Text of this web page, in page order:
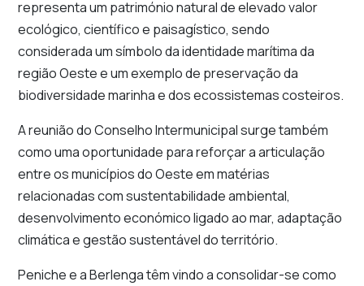
representa um património natural de elevado valor
ecológico, científico e paisagístico, sendo
considerada um símbolo da identidade marítima da
região Oeste e um exemplo de preservação da
biodiversidade marinha e dos ecossistemas costeiros.
A reunião do Conselho Intermunicipal surge também
como uma oportunidade para reforçar a articulação
entre os municípios do Oeste em matérias
relacionadas com sustentabilidade ambiental,
desenvolvimento económico ligado ao mar, adaptação
climática e gestão sustentável do território.
Peniche e a Berlenga têm vindo a consolidar-se como